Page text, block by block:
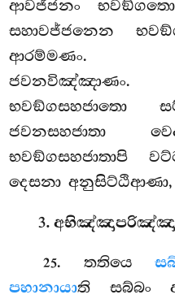
ආවජ්ජනං
සහාවජ්ජනෙන
භවඞ්ගසහජාතො
ජවනසහජාතා
භවඞ්ගසහජාතාපි
දෙසනා
3.
25. තතියෙ
පහානායාති සබ්බං